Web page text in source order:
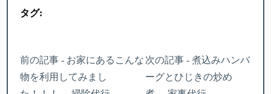
タグ:
前の記事 - お家にあるこんな
物を利用してみまし
次の記事 - 煮込みハンバ
ーグとひじきの炒め